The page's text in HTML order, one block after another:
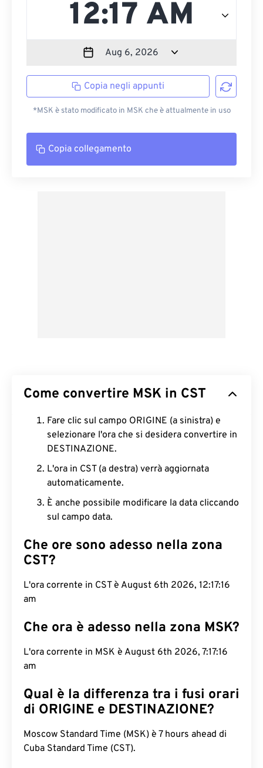
Copia negli appunti
*MSK è stato modificato in MSK che è attualmente in uso
Copia collegamento
Come convertire MSK in CST
Fare clic sul campo ORIGINE (a sinistra) e
selezionare l'ora che si desidera convertire in
DESTINAZIONE.
L'ora in CST (a destra) verrà aggiornata
automaticamente.
È anche possibile modificare la data cliccando
sul campo data.
Che ore sono adesso nella zona
CST?
L'ora corrente in CST è August 6th 2026, 12:17:17
am
Che ora è adesso nella zona MSK?
L'ora corrente in MSK è August 6th 2026, 7:17:17
am
Qual è la differenza tra i fusi orari
di ORIGINE e DESTINAZIONE?
Moscow Standard Time (MSK) è 7 hours ahead di
Cuba Standard Time (CST).